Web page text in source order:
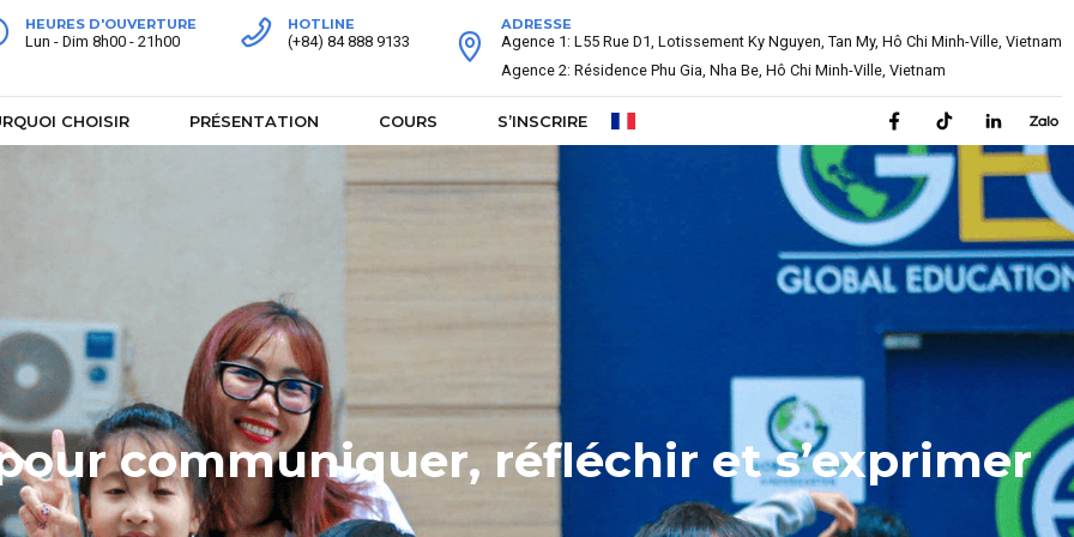
HEURES D'OUVERTURE
Lun - Dim 8h00 - 21h00
HOTLINE
(+84) 84 888 9133
ADRESSE
Agence 1: L55 Rue D1, Lotissement Ky Nguyen, Tan My, Hô Chi Minh-Ville, Vietnam
Agence 2: Résidence Phu Gia, Nha Be, Hô Chi Minh-Ville, Vietnam
CHOISIR PRÉSENTATION COURS S’INSCRIRE
communiquer, réfléchir et s’exprimer
Summer Camp
communiquer, réfléchir et s’exprimer